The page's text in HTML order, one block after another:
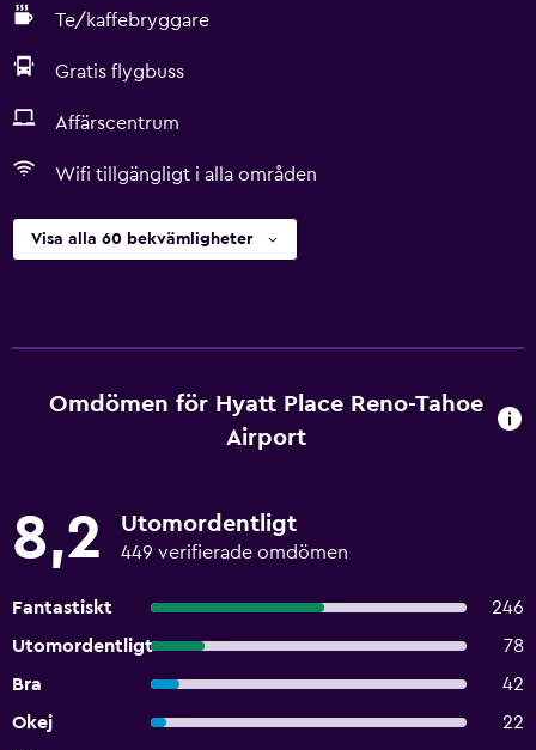
Te/kaffebryggare
Gratis flygbuss
Affärscentrum
Wifi tillgängligt i alla områden
Visa alla 60 bekvämligheter
Omdömen för Hyatt Place Reno-Tahoe
Airport
8,2 Utomordentligt
449 verifierade omdömen
Fantastiskt
246
Utomordentligt
78
Bra
42
Okej
22